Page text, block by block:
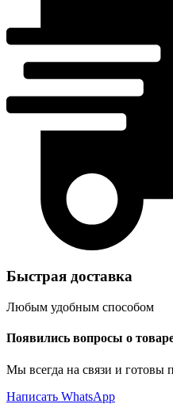
Быстрая доставка
Любым удобным способом
Появились вопросы о
Мы всегда на связи и готовы
Написать WhatsApp